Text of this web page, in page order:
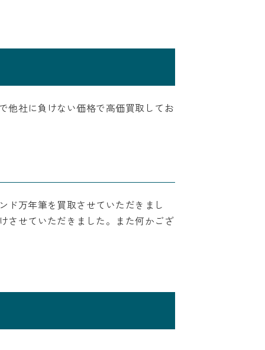
他社に負けない価格で高価買取してお
ド万年筆を買取させていただきまし
させていただきました。また何かござ